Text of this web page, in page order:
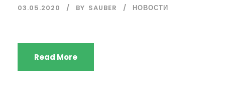
03.05.2020 BY SAUBER НОВОСТИ
Read More